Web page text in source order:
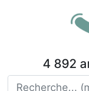
4 892